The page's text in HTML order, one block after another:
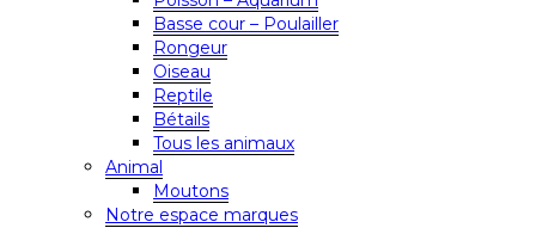
Basse cour – Poulailler
Rongeur
Oiseau
Reptile
Bétails
Tous les animaux
Animal
Moutons
Notre espace marques